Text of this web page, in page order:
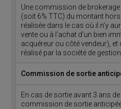
Une commission de
(soit 6% TTC) du montant
réalisée dans le cas où il n’y
vente ou à l’achat d’un bien
acquéreur ou côté vendeur), et
réalisé par la société de
Commission de sortie
En cas de sortie avant 3 ans
commission de sortie